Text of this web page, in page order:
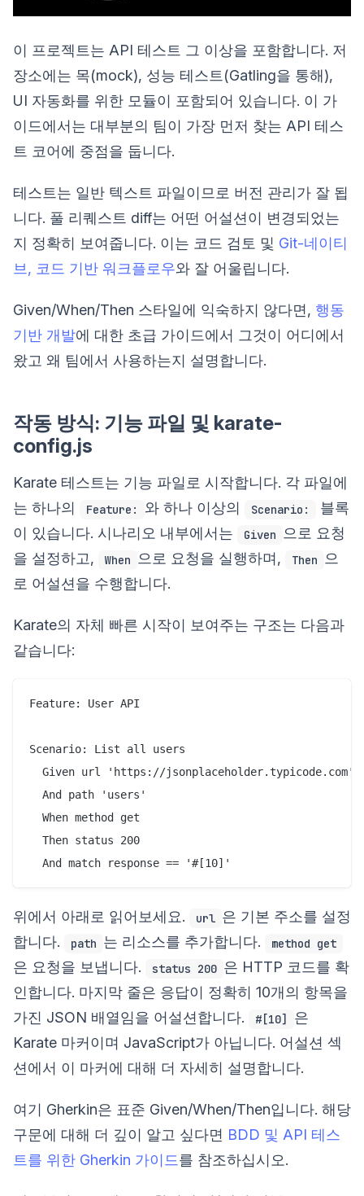
이 프로젝트는 API 테스트 그 이상을 포함합니다. 저
장소에는 목(mock), 성능 테스트(Gatling을 통해),
UI 자동화를 위한 모듈이 포함되어 있습니다. 이 가
이드에서는 대부분의 팀이 가장 먼저 찾는 API 테스
트 코어에 중점을 둡니다.
테스트는 일반 텍스트 파일이므로 버전 관리가 잘 됩
니다. 풀 리퀘스트 diff는 어떤 어설션이 변경되었는
지 정확히 보여줍니다. 이는 코드 검토 및 Git-네이티
브, 코드 기반 워크플로우와 잘 어울립니다.
Given/When/Then 스타일에 익숙하지 않다면, 행동
기반 개발에 대한 초급 가이드에서 그것이 어디에서
왔고 왜 팀에서 사용하는지 설명합니다.
작동 방식: 기능 파일 및 karate-
config.js
Karate 테스트는 기능 파일로 시작합니다. 각 파일에
는 하나의
Feature: 와 하나 이상의 Scenario:
블록
이 있습니다. 시나리오 내부에서는
Given 으로 요청
을 설정하고,
When 으로 요청을 실행하며, Then 으
로 어설션을 수행합니다.
Karate의 자체 빠른 시작이 보여주는 구조는 다음과
같습니다:
Feature: User API
Scenario: List all users
  Given url 'https://jsonplaceholder.typicode.com'
  And path 'users'
  When method get
  Then status 200
위에서 아래로 읽어보세요. url 은 기본 주소를 설정
합니다.
path 는 리소스를 추가합니다. method get
은 요청을 보냅니다. status 200 은 HTTP 코드를 확
인합니다. 마지막 줄은 응답이 정확히 10개의 항목을
가진 JSON 배열임을 어설션합니다.
#[10]
은
Karate 마커이며 JavaScript가 아닙니다. 어설션 섹
션에서 이 마커에 대해 더 자세히 설명합니다.
여기 Gherkin은 표준 Given/When/Then입니다. 해당
구문에 대해 더 깊이 알고 싶다면 BDD 및 API 테스
트를 위한 Gherkin 가이드를 참조하십시오.